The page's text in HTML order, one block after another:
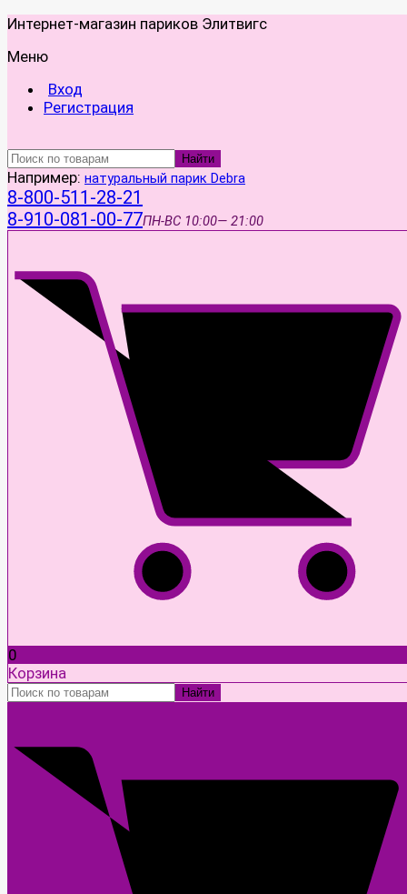
Интернет-магазин париков Элитвигс
Меню
Вход
Регистрация
Найти
Например: натуральный парик Debra
8-800-511-28-21
8-910-081-00-77ПН-ВС 10:00— 21:00
0
Корзина
Найти